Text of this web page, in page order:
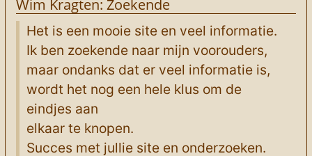
Wim Kragten: Zoekende
Het is een mooie site en veel informatie.
Ik ben zoekende naar mijn voorouders,
maar ondanks dat er veel informatie is,
wordt het nog een hele klus om de
eindjes aan
elkaar te knopen.
Succes met jullie site en onderzoeken.